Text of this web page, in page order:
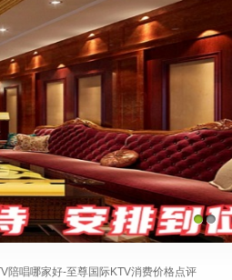
1 2
陪唱哪家好-至尊国际KTV消费价格点评